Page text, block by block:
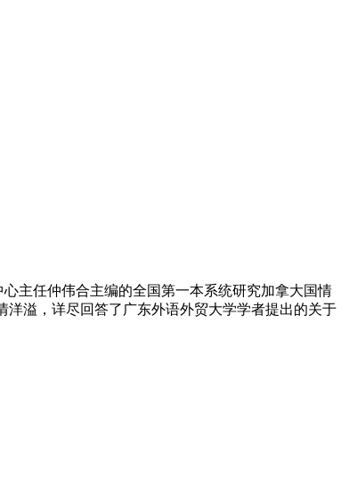
主任仲伟合主编的全国第一本系统研究加拿大国情
溢，详尽回答了广东外语外贸大学学者提出的关于